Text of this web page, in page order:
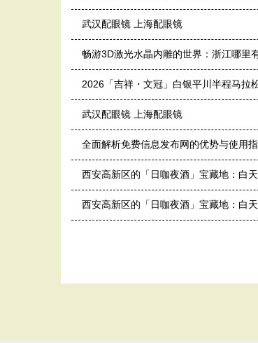
武汉配眼镜 上海配眼镜
畅游3D激光水晶内雕的世界：浙江哪里
2026「吉祥・文冠」白银平川半程马拉
武汉配眼镜 上海配眼镜
全面解析免费信息发布网的优势与使用
西安高新区的「日咖夜酒」宝藏地：白
西安高新区的「日咖夜酒」宝藏地：白